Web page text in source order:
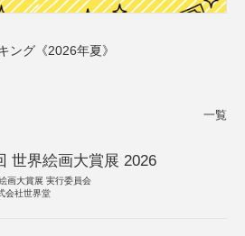
ング《2026年夏》
一覧
世界絵画大賞展 2026
画大賞展 実行委員会
会社世界堂